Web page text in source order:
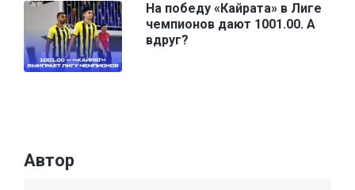
На победу «Кайрата» в Лиге
чемпионов дают 1001.00. А
вдруг?
Автор